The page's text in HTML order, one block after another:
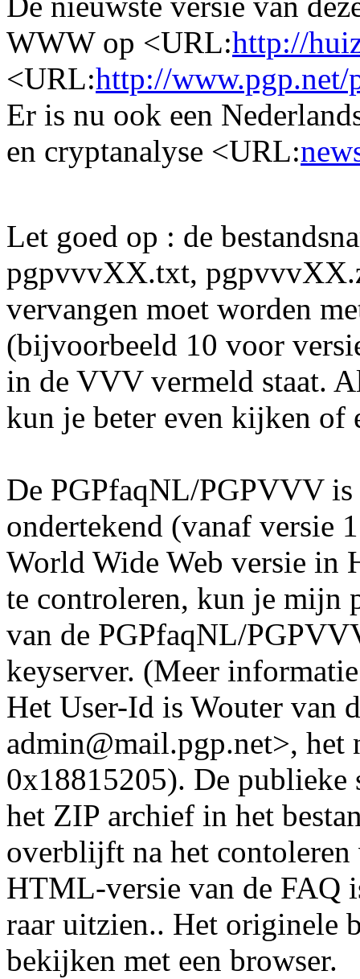
WWW op <URL:http://
<URL:http://
Er is nu ook een
en cryptanalyse <URL:
Let goed op : de
pgpvvvXX.txt,
vervangen moet worden
(bijvoorbeeld 10 voor
in de VVV vermeld staat.
kun je beter even kijken of
De PGPfaqNL/PGPVVV is
ondertekend (vanaf versie
World Wide Web versie in
te controleren, kun je mijn
van de PGPfaqNL/
keyserver. (Meer
Het User-Id is Wouter van
admin@mail.pgp.net>,
0x18815205). De publieke
het ZIP archief in het
overblijft na het contoleren
HTML-versie van de FAQ
raar uitzien.. Het originele
bekijken met een browser.